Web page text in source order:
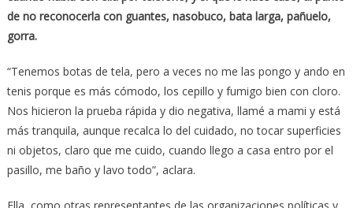
de no reconocerla con guantes, nasobuco, bata larga, pañuelo,
gorra.
“Tenemos botas de tela, pero a veces no me las pongo y ando en
tenis porque es más cómodo, los cepillo y fumigo bien con cloro.
Nos hicieron la prueba rápida y dio negativa, llamé a mami y está
más tranquila, aunque recalca lo del cuidado, no tocar superficies
ni objetos, claro que me cuido, cuando llego a casa entro por el
pasillo, me baño y lavo todo”, aclara.